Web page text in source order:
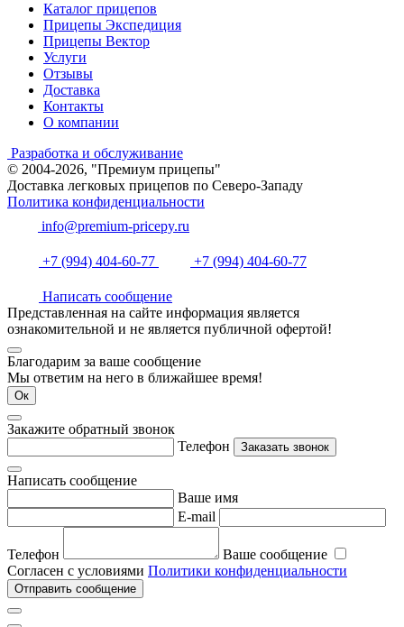
Каталог прицепов
Прицепы Экспедиция
Прицепы Вектор
Услуги
Отзывы
Доставка
Контакты
О компании
Разработка и обслуживание
© 2004-2026, "Премиум прицепы"
Доставка легковых прицепов по Северо-Западу
Политика конфиденциальности
info@premium-pricepy.ru
+7 (994) 404-60-77 +7 (994) 404-60-77
Написать сообщение
Представленная на сайте информация является
ознакомительной и не является публичной офертой!
Благодарим за ваше сообщение
Мы ответим на него в ближайшее время!
Ок
Закажите обратный звонок
Телефон
Заказать звонок
Написать сообщение
Ваше имя
E-mail
Телефон
Ваше сообщение
Согласен с условиями Политики конфиденциальности
Отправить сообщение